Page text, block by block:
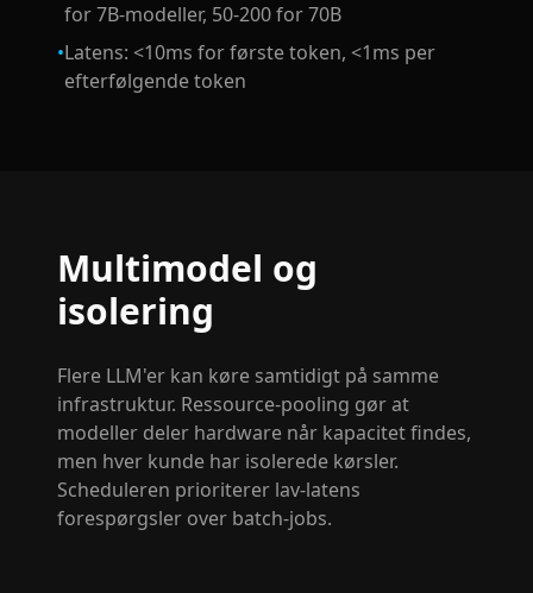
for 7B-modeller, 50-200 for 70B
•Latens: <10ms for første token, <1ms per
efterfølgende token
Multimodel og
isolering
Flere LLM'er kan køre samtidigt på samme
infrastruktur. Ressource-pooling gør at
modeller deler hardware når kapacitet findes,
men hver kunde har isolerede kørsler.
Scheduleren prioriterer lav-latens
forespørgsler over batch-jobs.